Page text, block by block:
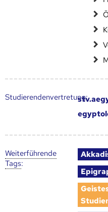
Studierendenvertretung:
Weiter­führende
Tags: